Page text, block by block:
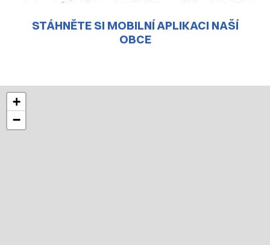
STÁHNĚTE SI MOBILNÍ APLIKACI NAŠÍ
OBCE
+
−